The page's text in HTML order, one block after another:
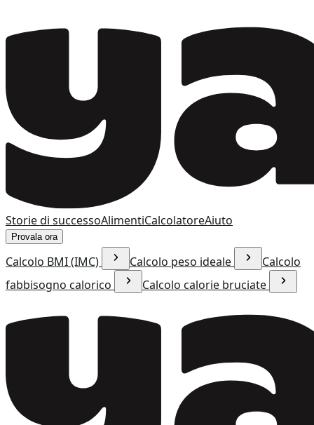
Storie di successoAlimentiCalcolatoreAiuto
Provala ora
Calcolo BMI (IMC) Calcolo peso ideale
Calcolo
fabbisogno calorico
Calcolo calorie bruciate